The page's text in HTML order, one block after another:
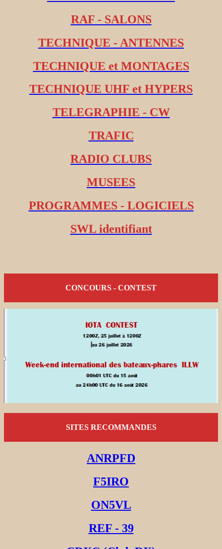
RAF - SALONS
TECHNIQUE - ANTENNES
TECHNIQUE et MONTAGES
TECHNIQUE UHF et HYPERS
TELEGRAPHIE - CW
TRAFIC
RADIO CLUBS
MUSEES
PROGRAMMES - LOGICIELS
SWL identifiant
CONCOURS - CONTEST
SITES RECOMMANDES
ANRPFD
F5IRO
ON5VL
REF - 39